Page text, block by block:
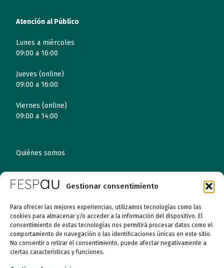
Gestionar consentimiento
Para ofrecer las mejores experiencias, utilizamos tecnologías como las
cookies para almacenar y/o acceder a la información del dispositivo. El
consentimiento de estas tecnologías nos permitirá procesar datos como el
comportamiento de navegación o las identificaciones únicas en este sitio.
No consentir o retirar el consentimiento, puede afectar negativamente a
ciertas características y funciones.
Atención al Público
Lunes a miércoles
09:00 a 16:00
Jueves (online)
09:00 a 16:00
Viernes (online)
09:00 a 14:00
Quiénes somos
Recursos
Transparencia